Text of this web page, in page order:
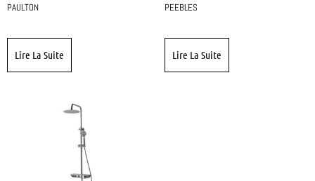
PAULTON
Lire La Suite
PEEBLES
Lire La Suite